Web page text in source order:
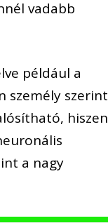
vadabb
például a
személy szerint
hiszen
a nagy